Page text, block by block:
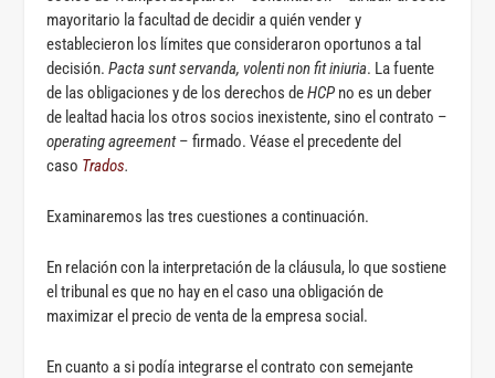
mayoritario la facultad de decidir a quién vender y
establecieron los límites que consideraron oportunos a tal
decisión.Pacta sunt servanda, volenti non fit iniuria. La fuente
de las obligaciones y de los derechos deHCP no es un deber
operating agreement– firmado. Véase el precedente del
caso Trados.
Examinaremos las tres cuestiones a continuación.
En relación con la interpretación de la cláusula, lo que sostiene
el tribunal es que no hay en el caso una obligación de
maximizar el precio de venta de la empresa social.
En cuanto a si podía integrarse el contrato con semejante